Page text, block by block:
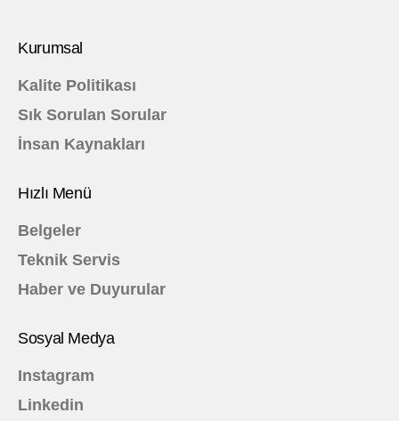
Kurumsal
Kalite Politikası
Sık Sorulan Sorular
İnsan Kaynakları
Hızlı Menü
Belgeler
Teknik Servis
Haber ve Duyurular
Sosyal Medya
Instagram
Linkedin